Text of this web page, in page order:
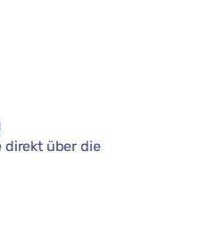
direkt über die